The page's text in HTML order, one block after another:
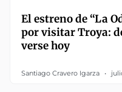
El estreno de “La
por visitar Troya:
verse hoy
Santiago Cravero Igarza